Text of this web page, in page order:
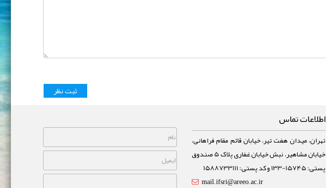
اطلاعات تماس
تهران، میدان هفت تیر، خیابان قائم مقام فراهانی،
خیابان مشاهیر، نبش خیابان غفاری پلاک 5 صندوق
پستی: 15745-133 و کد پستی: 1588733111
mail.ifsri@areeo.ac.ir